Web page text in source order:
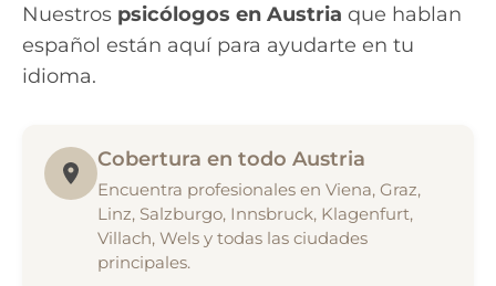
Nuestros psicólogos en Austria que hablan
español están aquí para ayudarte en tu
idioma.
Cobertura en todo Austria
Encuentra profesionales en Viena, Graz,
Linz, Salzburgo, Innsbruck, Klagenfurt,
Villach, Wels y todas las ciudades
principales.